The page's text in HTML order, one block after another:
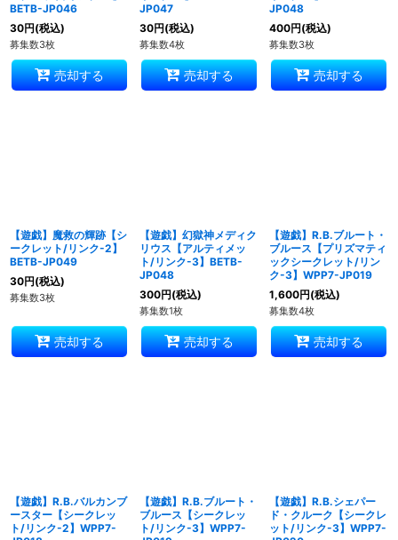
BETB-JP046
30円(税込)
募集数3枚
売却する
JP047
30円(税込)
募集数4枚
売却する
JP048
400円(税込)
募集数3枚
売却する
【遊戯】魔救の輝跡【シ
ークレット/リンク-2】
BETB-JP049
30円(税込)
募集数3枚
売却する
【遊戯】幻獄神メディク
リウス【アルティメッ
ト/リンク-3】BETB-
JP048
300円(税込)
募集数1枚
売却する
【遊戯】R.B.ブルート・
ブルース【プリズマティ
ックシークレット/リン
ク-3】WPP7-JP019
1,600円(税込)
募集数4枚
売却する
【遊戯】R.B.バルカンブ
ースター【シークレッ
ト/リンク-2】WPP7-
【遊戯】R.B.ブルート・
ブルース【シークレッ
ト/リンク-3】WPP7-
【遊戯】R.B.シェパー
ド・クルーク【シークレ
ット/リンク-3】WPP7-